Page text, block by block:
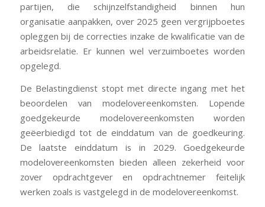
partijen, die schijnzelfstandigheid binnen hun
organisatie aanpakken, over 2025 geen vergrijpboetes
opleggen bij de correcties inzake de kwalificatie van de
arbeidsrelatie. Er kunnen wel verzuimboetes worden
opgelegd.
De Belastingdienst stopt met directe ingang met het
beoordelen van modelovereenkomsten. Lopende
goedgekeurde modelovereenkomsten worden
geëerbiedigd tot de einddatum van de goedkeuring.
De laatste einddatum is in 2029. Goedgekeurde
modelovereenkomsten bieden alleen zekerheid voor
zover opdrachtgever en opdrachtnemer feitelijk
werken zoals is vastgelegd in de modelovereenkomst.